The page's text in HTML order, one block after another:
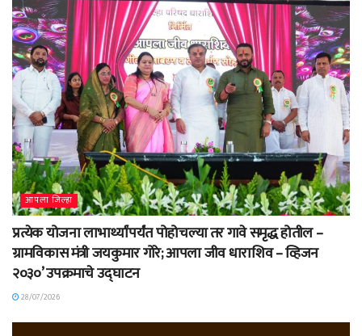
आपला जिल्हा
प्रत्येक योजना लाभार्थ्यांपर्यंत पोहोचल्या तर गावे समृद्ध होतील –
ग्रामविकास मंत्री जयकुमार गोरे; आपला जीव धाराशिव – व्हिजन
२०३०’ उपक्रमाचे उद्घाटन
28/07/2026